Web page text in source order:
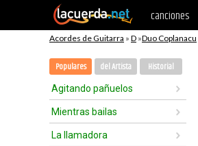
canciones
Acordes de Guitarra » D »Duo Coplanacu
Populares del Artista Historial
Agitando pañuelos
Mientras bailas
La llamadora